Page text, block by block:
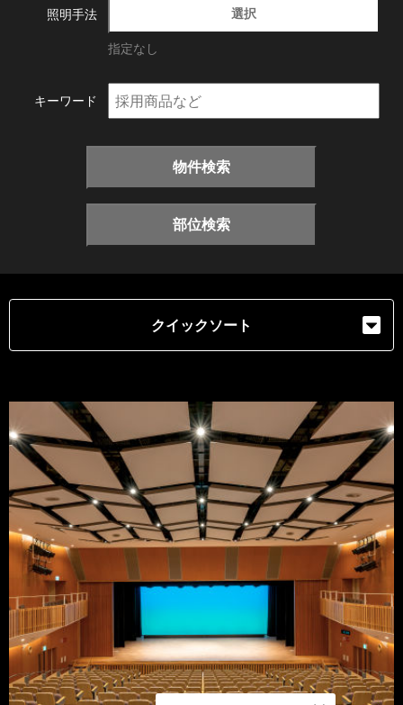
照明手法 選択
指定なし
キーワード
物件検索
部位検索
クイックソート